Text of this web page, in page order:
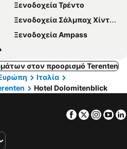
Ξενοδοχεία Τρέντο
Ξενοδοχεία Σάλμπαχ Χίντεργκλεμ
Ξενοδοχεία Ampass
στον προορισμό Terenten
Ιταλία
Hotel Dolomitenblick
Facebook
Twitter